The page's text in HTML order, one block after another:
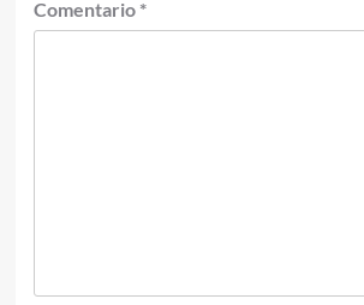
Comentario *